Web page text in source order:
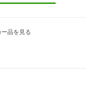
品を見る